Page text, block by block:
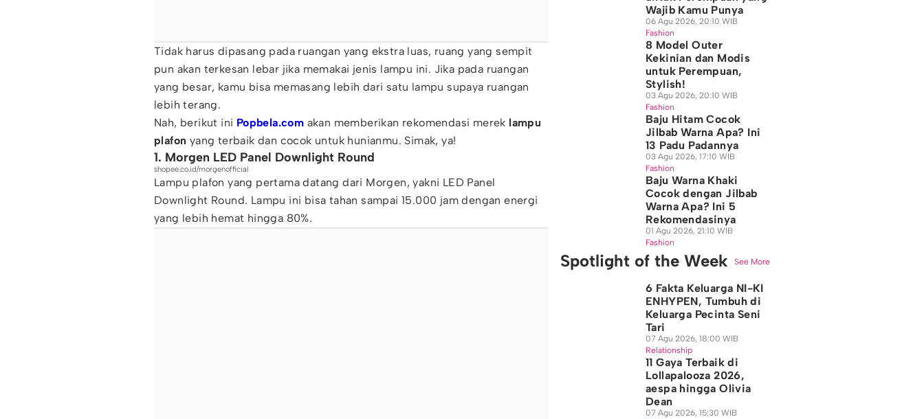
Tidak harus dipasang pada ruangan yang ekstra luas, ruang yang sempit
pun akan terkesan lebar jika memakai jenis lampu ini. Jika pada ruangan
yang besar, kamu bisa memasang lebih dari satu lampu supaya ruangan
lebih terang.
Nah, berikut ini Popbela.com akan memberikan rekomendasi merek lampu
plafon yang terbaik dan cocok untuk hunianmu. Simak, ya!
1. Morgen LED Panel Downlight Round
shopee.co.id/morgenofficial
Lampu plafon yang pertama datang dari Morgen, yakni LED Panel
Downlight Round. Lampu ini bisa tahan sampai 15.000 jam dengan energi
yang lebih hemat hingga 80%.
Wajib Kamu Punya
06 Agu 2026, 20:10 WIB
Fashion
8 Model Outer
Kekinian dan Modis
untuk Perempuan,
Stylish!
03 Agu 2026, 20:10 WIB
Fashion
Baju Hitam Cocok
Jilbab Warna Apa? Ini
13 Padu Padannya
03 Agu 2026, 17:10 WIB
Fashion
Baju Warna Khaki
Cocok dengan Jilbab
Warna Apa? Ini 5
Rekomendasinya
01 Agu 2026, 21:10 WIB
Fashion
Spotlight of the Week See More
6 Fakta Keluarga NI-KI
ENHYPEN, Tumbuh di
Keluarga Pecinta Seni
Tari
07 Agu 2026, 18:00 WIB
Relationship
11 Gaya Terbaik di
Lollapalooza 2026,
aespa hingga Olivia
Dean
07 Agu 2026, 15:30 WIB